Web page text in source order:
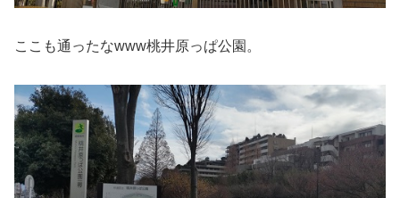
ここも通ったなwww桃井原っぱ公園。